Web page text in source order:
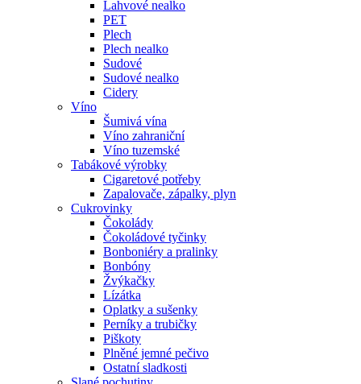
Lahvové nealko
PET
Plech
Plech nealko
Sudové
Sudové nealko
Cidery
Víno
Šumivá vína
Víno zahraniční
Víno tuzemské
Tabákové výrobky
Cigaretové potřeby
Zapalovače, zápalky, plyn
Cukrovinky
Čokolády
Čokoládové tyčinky
Bonboniéry a pralinky
Bonbóny
Žvýkačky
Lízátka
Oplatky a sušenky
Perníky a trubičky
Piškoty
Plněné jemné pečivo
Ostatní sladkosti